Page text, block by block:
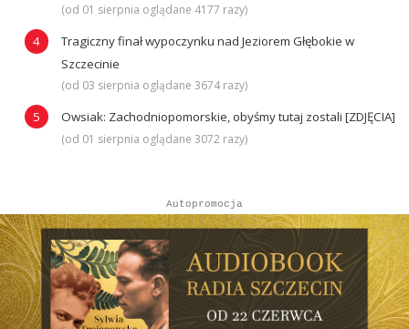
(od 01 sierpnia oglądane 4177 razy)
Tragiczny finał wypoczynku nad Jeziorem Głębokie w
Szczecinie
(od 03 sierpnia oglądane 3674 razy)
Owsiak: Zachodniopomorskie, obyśmy tutaj zostali [ZDJĘCIA]
(od 01 sierpnia oglądane 3072 razy)
Autopromocja